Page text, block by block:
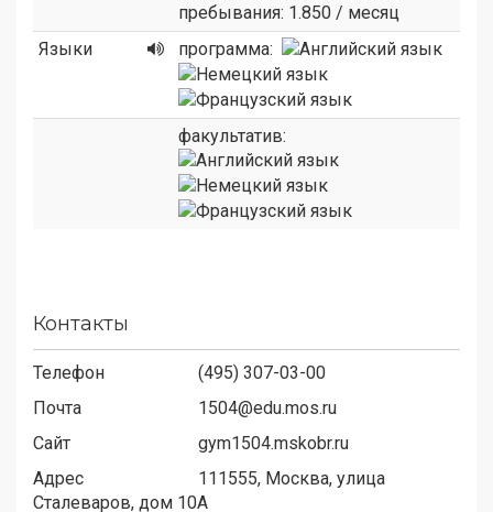
пребывания: 1.850 / месяц
Языки
программа:
факультатив:
Контакты
Телефон
(495) 307-03-00
Почта
1504@edu.mos.ru
Сайт
gym1504.mskobr.ru
Адрес
111555, Москва, улица
Сталеваров, дом 10А